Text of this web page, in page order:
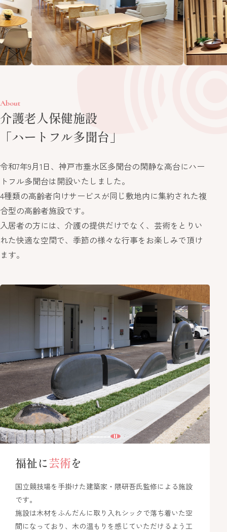
About
介護老人保健施設
「ハートフル多聞台」
令和7年9月1日、神戸市垂水区多聞台の閑静な高台にハー
トフル多聞台は開設いたしました。
4種類の高齢者向けサービスが同じ敷地内に集約された複
合型の高齢者施設です。
入居者の方には、介護の提供だけでなく、芸術をとりい
れた快適な空間で、季節の様々な行事をお楽しみで頂け
ます。
福祉に芸術を
国立競技場を手掛けた建築家・隈研吾氏監修による施設
です。
施設は木材をふんだんに取り入れシックで落ち着いた空
間になっており、木の温もりを感じていただけるよう工